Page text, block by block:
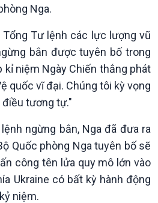
Tin thế giới
Vấn đề quốc tế
Hồ sơ sự kiện quốc tế
Thế giới & Việt Nam
Biên cương - Một dải vững
Nga.
Tổng Tư lệnh các lực lượng vũ
bắn được tuyên bố trong
kỉ niệm Ngày Chiến thắng phát
quốc vĩ đại. Chúng tôi kỳ vọng
điều tương tự."
ngừng bắn, Nga đã đưa ra
Quốc phòng Nga tuyên bố sẽ
công tên lửa quy mô lớn vào
Ukraine có bất kỳ hành động
niệm.